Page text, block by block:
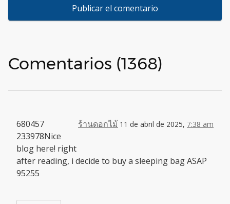
Comentarios (1368)
ร้านดอกไม้ 11 de abril de 2025, 7:38 am
680457
233978Nice
blog here! right
after reading, i decide to buy a sleeping bag ASAP
95255